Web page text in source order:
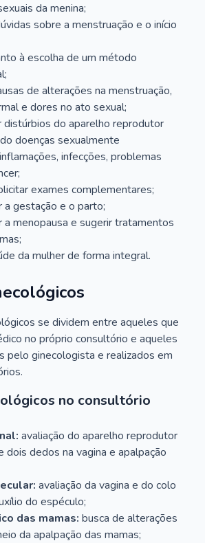
da menina;
sobre a menstruação e o início
à escolha de um método
de alterações na menstruação,
e dores no ato sexual;
distúrbios do aparelho reprodutor
doenças sexualmente
infecções, problemas
exames complementares;
a gestação e o parto;
a menopausa e sugerir tratamentos
da mulher de forma integral.
se dividem entre aqueles que
no próprio consultório e aqueles
pelo ginecologista e realizados em
no consultório
avaliação do aparelho reprodutor
dois dedos na vagina e apalpação
avaliação da vagina e do colo
do espéculo;
das mamas: busca de alterações
da apalpação das mamas;